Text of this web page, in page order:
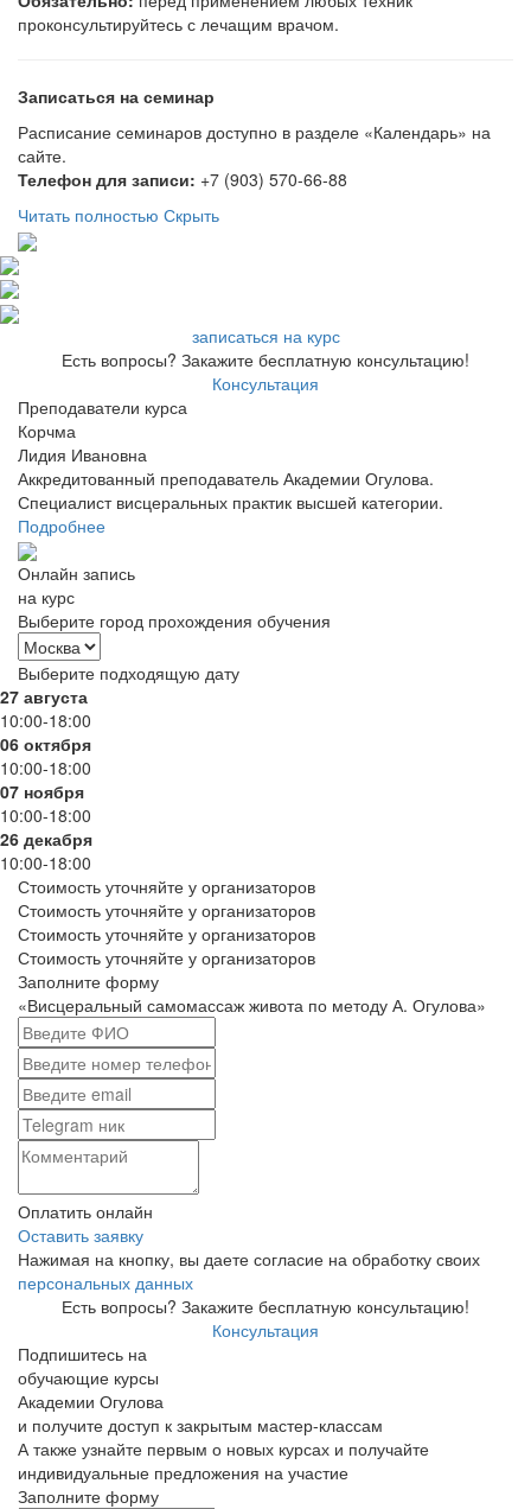
проконсультируйтесь с лечащим врачом.
Записаться на семинар
Расписание семинаров доступно в разделе «Календарь» на
сайте.
Телефон для записи: +7 (903) 570-66-88
Читать полностью Скрыть
записаться на курс
Есть вопросы? Закажите бесплатную консультацию!
Консультация
Преподаватели курса
Корчма
Лидия Ивановна
Аккредитованный преподаватель Академии Огулова.
Специалист висцеральных практик высшей категории.
Подробнее
Онлайн запись
на курс
Выберите город прохождения обучения
Выберите подходящую дату
27 августа
10:00-18:00
06 октября
10:00-18:00
07 ноября
10:00-18:00
26 декабря
10:00-18:00
Стоимость уточняйте у организаторов
Стоимость уточняйте у организаторов
Стоимость уточняйте у организаторов
Стоимость уточняйте у организаторов
Заполните форму
«Висцеральный самомассаж живота по методу А. Огулова»
Оплатить онлайн
Оставить заявку
Нажимая на кнопку, вы даете согласие на обработку своих
персональных данных
Есть вопросы? Закажите бесплатную консультацию!
Консультация
Подпишитесь на
обучающие курсы
Академии Огулова
и получите доступ к закрытым мастер-классам
А также узнайте первым о новых курсах и получайте
индивидуальные предложения на участие
Заполните форму